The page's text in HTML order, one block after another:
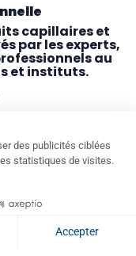
capillaires et
par les experts,
au
et instituts.
